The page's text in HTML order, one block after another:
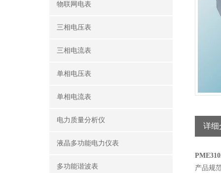
物联网电表
三相电压表
三相电流表
单相电压表
单相电流表
电力质量分析仪
液晶多功能电力仪表
多功能谐波表
详细
产品规